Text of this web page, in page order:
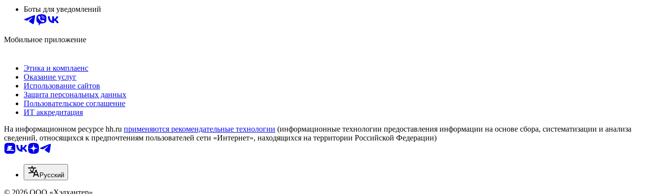
Боты для уведомлений
Мобильное приложение
Этика и комплаенс
Оказание услуг
Использование сайтов
Защита персональных данных
Пользовательское соглашение
ИТ аккредитация
На информационном ресурсе hh.ru применяются рекомендательные технологии (информационные технологии предоставления информации на основе сбора, систематизации и анализа
сведений, относящихся к предпочтениям пользователей сети «Интернет», находящихся на территории Российской Федерации)
Русский
© 2026 ООО «Хэдхантер»